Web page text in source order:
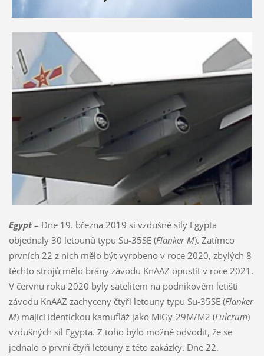
Egypt– Dne 19. března 2019 si vzdušné síly Egypta
objednaly 30 letounů typu Su-35SE (Flanker M). Zatímco
prvních 22 z nich mělo být vyrobeno v roce 2020, zbylých 8
těchto strojů mělo brány závodu KnAAZ opustit v roce 2021.
V červnu roku 2020 byly satelitem na podnikovém letišti
závodu KnAAZ zachyceny čtyři letouny typu Su-35SE (Flanker
M) mající identickou kamufláž jako MiGy-29M/M2 (Fulcrum)
vzdušných sil Egypta. Z toho bylo možné odvodit, že se
jednalo o první čtyři letouny z této zakázky. Dne 22.